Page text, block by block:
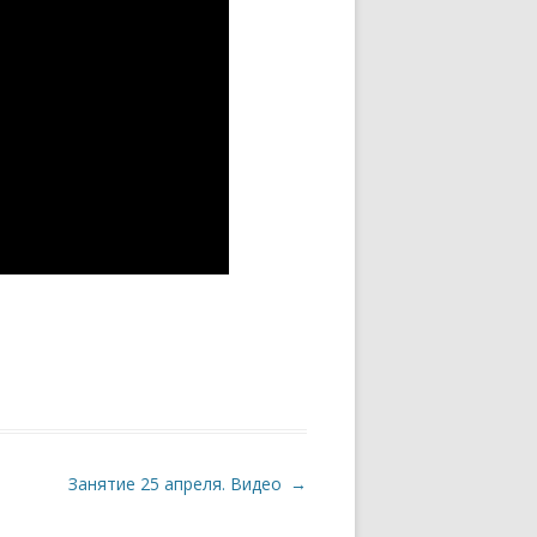
Занятие 25 апреля. Видео →